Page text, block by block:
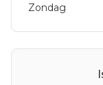
Zondag